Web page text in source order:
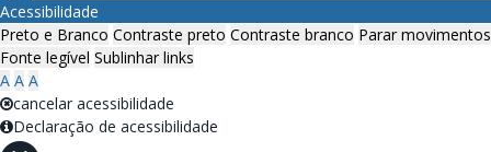
Acessibilidade
Preto e Branco Contraste preto Contraste branco Parar movimentos
Fonte legível Sublinhar links
A A A
cancelar acessibilidade
Declaração de acessibilidade